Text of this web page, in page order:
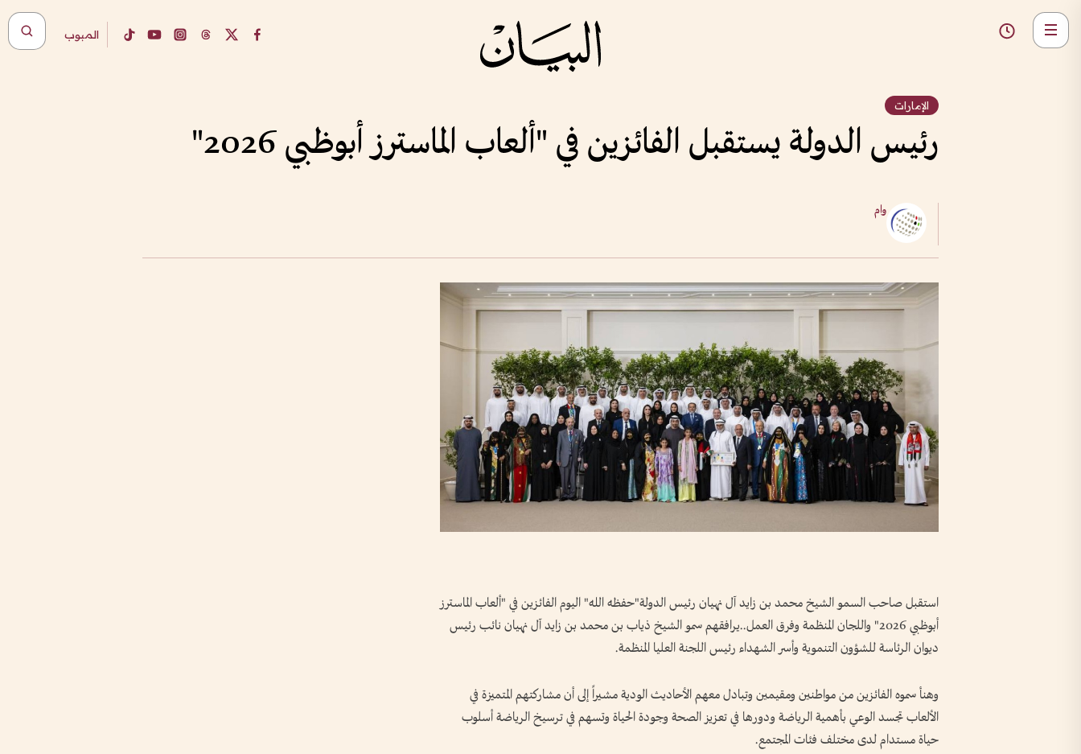
المبوب
الإمارات
رئيس الدولة يستقبل الفائزين في "ألعاب الماسترز أبوظبي 2026"
وام
استقبل صاحب السمو الشيخ محمد بن زايد آل نهيان رئيس الدولة"حفظه الله" اليوم الفائزين في "ألعاب الماسترز
أبوظبي 2026" واللجان المنظمة وفرق العمل..يرافقهم سمو الشيخ ذياب بن محمد بن زايد آل نهيان نائب رئيس
ديوان الرئاسة للشؤون التنموية وأسر الشهداء رئيس اللجنة العليا المنظمة.
وهنأ سموه الفائزين من مواطنين ومقيمين وتبادل معهم الأحاديث الودية مشيراً إلى أن مشاركتهم المتميزة في
الألعاب تجسد الوعي بأهمية الرياضة ودورها في تعزيز الصحة وجودة الحياة وتسهم في ترسيخ الرياضة أسلوب
حياة مستدام لدى مختلف فئات المجتمع.